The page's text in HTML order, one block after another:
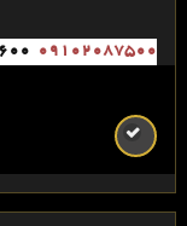
09102087500